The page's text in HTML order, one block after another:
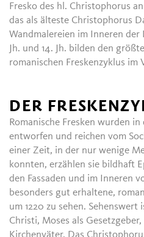
Fresko des hl. Christophorus
das als älteste Christophorus
Wandmalereien im Inneren der
Jh. und 14. Jh. bilden den
romanischen Freskenzyklus im
DER
Romanische Fresken wurden
entworfen und reichen vom
einer Zeit, in der nur wenige
konnten, erzählen sie bildhaft
den Fassaden und im Inneren
besonders gut erhaltene,
um 1220 zu sehen.
Christi, Moses als
Kirchenväter. Das